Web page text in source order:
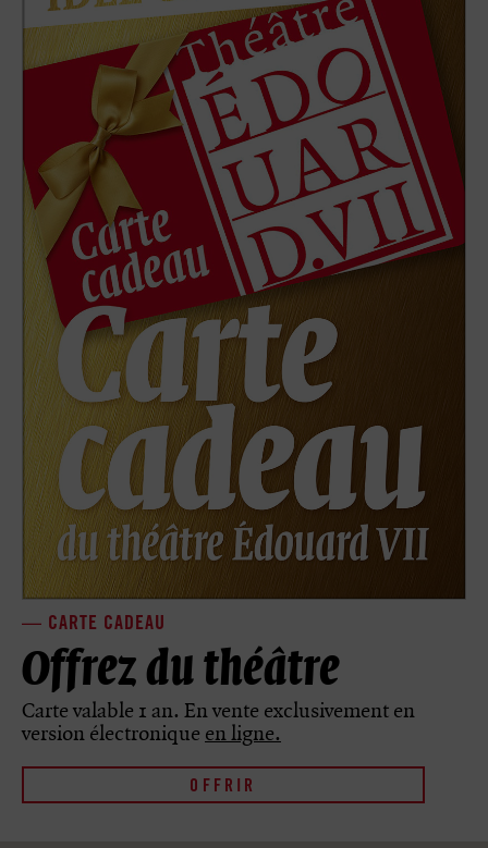
CARTE CADEAU
Offrez du théâtre
Carte valable 1 an. En vente exclusivement en
version électronique en ligne.
OFFRIR